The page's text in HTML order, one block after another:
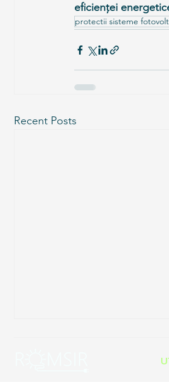
eficienței
protectii sisteme
Recent Posts